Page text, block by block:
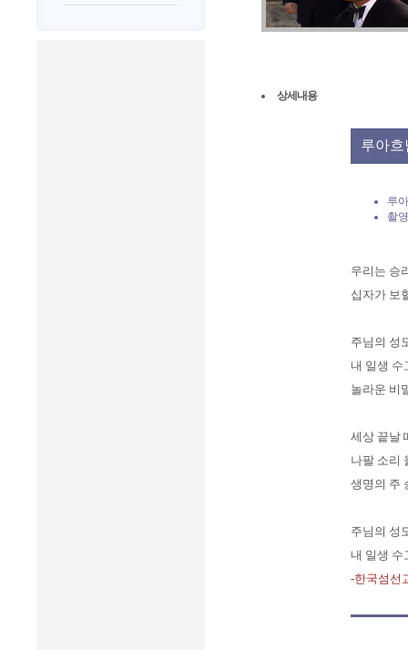
상세내용
루아
루
촬
우리는 승
십자가 보
주님의 성
내 일생 수
놀라운 비
세상 끝날
나팔 소리
생명의 주
주님의 성
내 일생 수
-한국섬선